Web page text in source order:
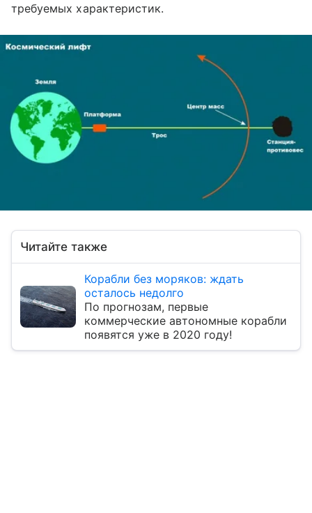
требуемых характеристик.
Читайте также
Корабли без моряков: ждать
осталось недолго
По прогнозам, первые
коммерческие автономные корабли
появятся уже в 2020 году!